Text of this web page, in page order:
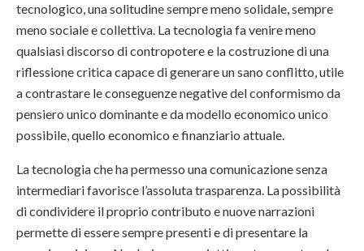
tecnologico, una solitudine sempre meno solidale, sempre
meno sociale e collettiva. La tecnologia fa venire meno
qualsiasi discorso di contropotere e la costruzione di una
riflessione critica capace di generare un sano conflitto, utile
a contrastare le conseguenze negative del conformismo da
pensiero unico dominante e da modello economico unico
possibile, quello economico e finanziario attuale.
La tecnologia che ha permesso una comunicazione senza
intermediari favorisce l’assoluta trasparenza. La possibilità
di condividere il proprio contributo e nuove narrazioni
permette di essere sempre presenti e di presentare la